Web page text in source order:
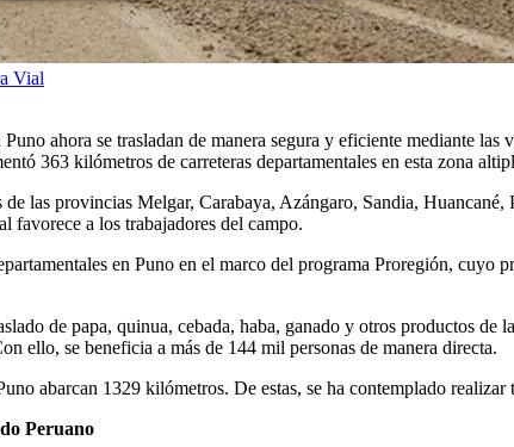
Vial
ahora se trasladan de manera segura y eficiente mediante
363 kilómetros de carreteras departamentales en esta zona
las provincias Melgar, Carabaya, Azángaro, Sandia,
favorece a los trabajadores del campo.
en Puno en el marco del programa Proregión, cuyo
de papa, quinua, cebada, haba, ganado y otros productos
ello, se beneficia a más de 144 mil personas de manera directa.
abarcan 1329 kilómetros. De estas, se ha contemplado
Peruano